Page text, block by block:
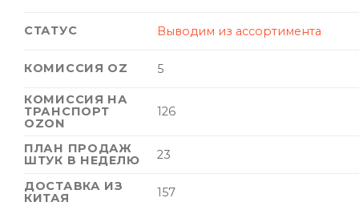
СТАТУС Выводим из ассортимента
КОМИССИЯ OZ 5
КОМИССИЯ НА
ТРАНСПОРТ
OZON
126
ПЛАН ПРОДАЖ
ШТУК В НЕДЕЛЮ
23
ДОСТАВКА ИЗ
КИТАЯ
157